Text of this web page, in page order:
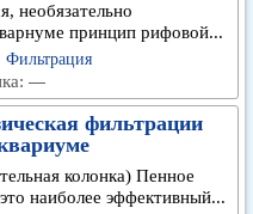
необязательно
принцип рифовой...
Фильтрация
—
фильтрации
колонка) Пенное
наиболее эффективный...